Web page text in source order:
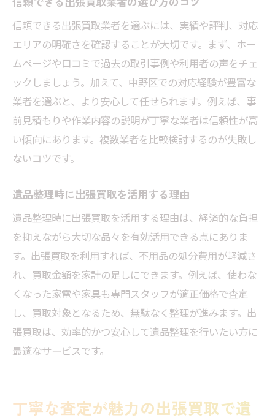
出張買取で不用品を効率的に処分する方法
遺品整理と不用品回収を同時に進める利点
安心して任せられる出張買取の特徴を紹介
東京都中野区で注目の出張買取サービス活
用法
家電や家具もまとめて処分できる出張買取
信頼できる出張買取業者を選ぶには、実績や評判、対応
エリアの明確さを確認することが大切です。まず、ホー
ムページや口コミで過去の取引事例や利用者の声をチェ
ックしましょう。加えて、中野区での対応経験が豊富な
業者を選ぶと、より安心して任せられます。例えば、事
前見積もりや作業内容の説明が丁寧な業者は信頼性が高
い傾向にあります。複数業者を比較検討するのが失敗し
ないコツです。
遺品整理時に出張買取を活用する理由
遺品整理時に出張買取を活用する理由は、経済的な負担
を抑えながら大切な品々を有効活用できる点にありま
す。出張買取を利用すれば、不用品の処分費用が軽減さ
れ、買取金額を家計の足しにできます。例えば、使わな
くなった家電や家具も専門スタッフが適正価格で査定
し、買取対象となるため、無駄なく整理が進みます。出
張買取は、効率的かつ安心して遺品整理を行いたい方に
最適なサービスです。
丁寧な査定が魅力の出張買取で遺